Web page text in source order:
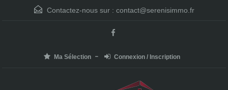
Contactez-nous sur : contact@serenisimmo.fr
Ma Sélection Connexion / Inscription